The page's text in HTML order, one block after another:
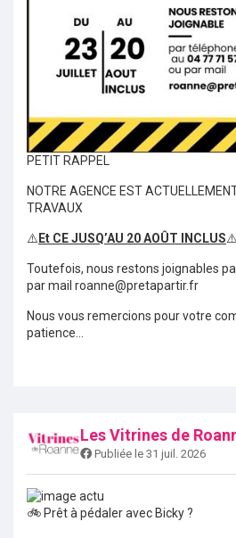
PETIT RAPPEL
NOTRE AGENCE EST
TRAVAUX
⚠️Et CE JUSQ’AU 20 AOÛT INCLUS⚠️
Toutefois, nous restons joignables
par mail roanne@pretapartir.fr
Nous vous remercions pour votre
patience…
Les Vitrines de
Publiée le 31 juil. 2026
🚲 Prêt à pédaler avec Bicky ?